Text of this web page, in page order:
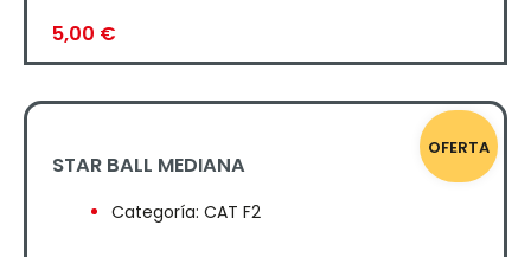
5,00 €
OFERTA
STAR BALL MEDIANA
Categoría: CAT F2